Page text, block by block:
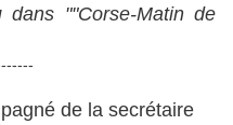
dans ""Corse-Matin de
de la secrétaire